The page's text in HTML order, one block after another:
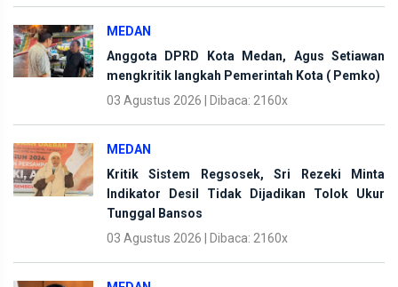
MEDAN
Anggota DPRD Kota Medan, Agus Setiawan
mengkritik langkah Pemerintah Kota ( Pemko)
03 Agustus 2026 | Dibaca: 2160x
MEDAN
Kritik Sistem Regsosek, Sri Rezeki Minta
Indikator Desil Tidak Dijadikan Tolok Ukur
Tunggal Bansos
03 Agustus 2026 | Dibaca: 2160x